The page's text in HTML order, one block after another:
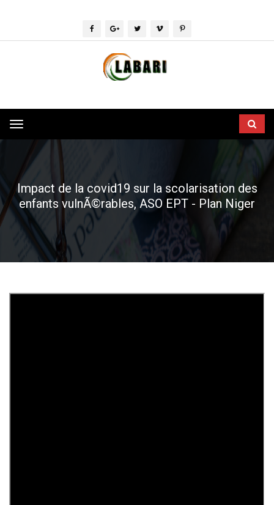
Toggle
navigation
Impact de la covid19 sur la scolarisation des
enfants vulnÃ©rables, ASO EPT - Plan Niger